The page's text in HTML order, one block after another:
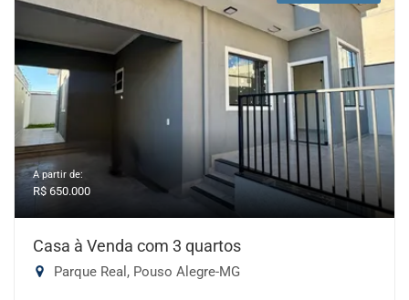
A partir de:
R$ 650.000
Casa à Venda com 3 quartos
Parque Real, Pouso Alegre-MG